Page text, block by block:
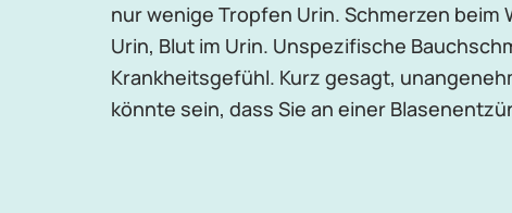
nur wenige Tropfen Urin. Schmerzen beim
Urin, Blut im Urin. Unspezifische
Krankheitsgefühl. Kurz gesagt,
könnte sein, dass Sie an einer